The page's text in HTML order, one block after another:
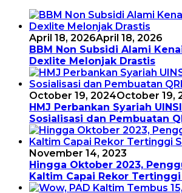
April 18, 2026April 18, 2026
BBM Non Subsidi Alami
Dexlite Melonjak Drastis
October 19, 2024October 19,
HMJ Perbankan Syariah
Sosialisasi dan Pembuatan
November 14, 2023
Hingga Oktober 2023,
Kaltim Capai Rekor